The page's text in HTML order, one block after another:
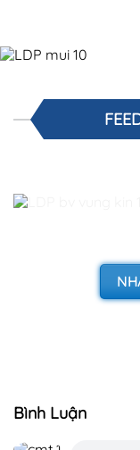
Bình Luận